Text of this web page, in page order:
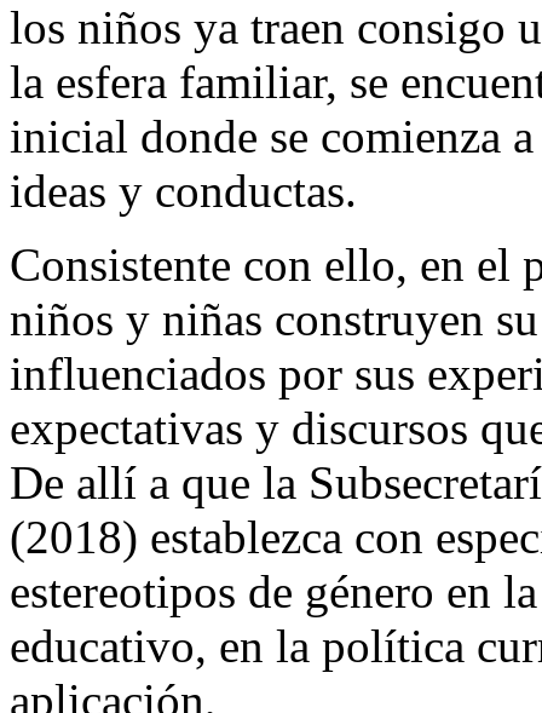
los niños ya traen consigo
la esfera familiar, se
inicial donde se comienza
ideas y conductas.
Consistente con ello, en el
niños y niñas construyen
influenciados por sus
expectativas y discursos
De allí a que la
(2018) establezca con
estereotipos de género en
educativo, en la política
aplicación,